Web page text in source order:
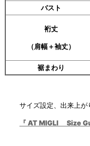
バスト
裄丈
（肩幅＋袖丈）
裾まわり
サイズ設定、出来上
『 AT MIGLI Size